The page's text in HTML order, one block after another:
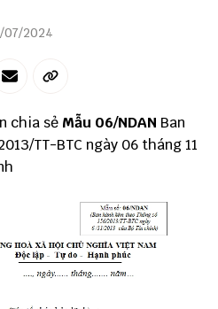
07/2024
chia sẻ Mẫu 06/NDAN Ban
TT-BTC ngày 06 tháng 11